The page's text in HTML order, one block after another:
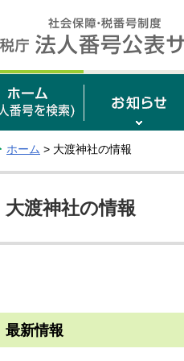
ホーム > 大渡神社の情報
大渡神社の情報
最新情報